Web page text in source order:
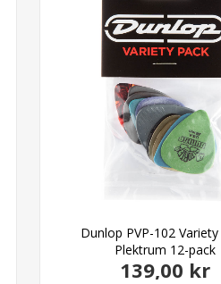
Dunlop PVP-102
Plektrum 12-pack
139,00 kr